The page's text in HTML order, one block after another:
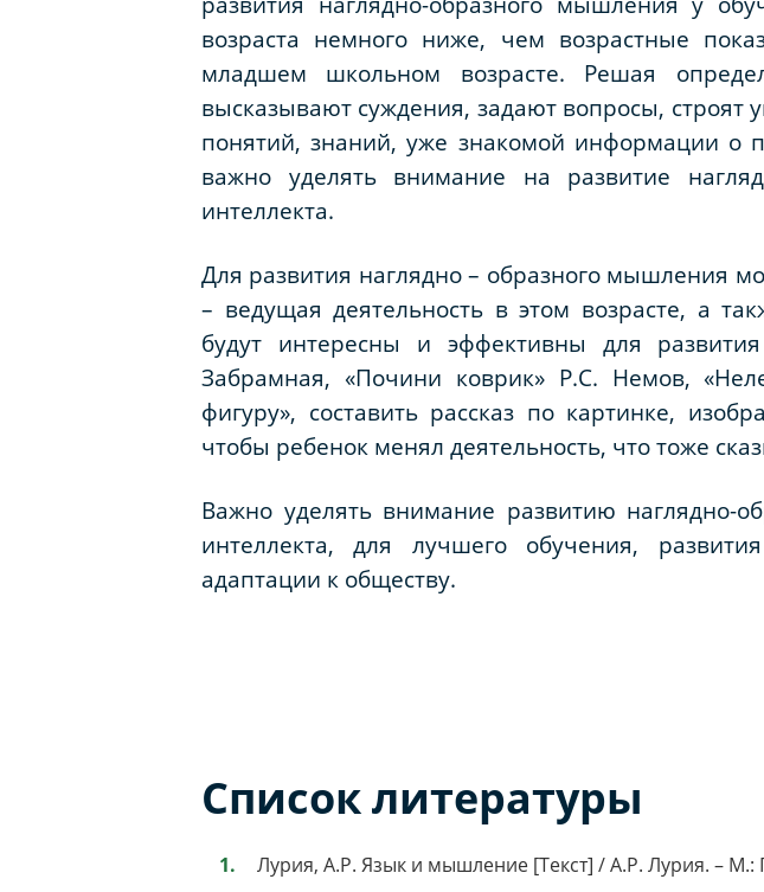
возраста немного ниже, чем возрастные
младшем школьном возрасте. Решая
высказывают суждения, задают вопросы,
понятий, знаний, уже знакомой информации о
важно уделять внимание на развитие
интеллекта.
Для развития наглядно – образного мышления
– ведущая деятельность в этом возрасте, а
будут интересны и эффективны для
Забрамная, «Почини коврик» Р.С. Немов,
фигуру», составить рассказ по картинке,
чтобы ребенок менял деятельность, что тоже
Важно уделять внимание развитию
интеллекта, для лучшего обучения,
адаптации к обществу.
Список литературы
Лурия, А.Р. Язык и мышление [Текст] / А.Р. Лурия. – М.: